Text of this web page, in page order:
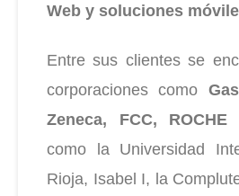
Web y soluciones
Entre sus clientes se
corporaciones como
Zeneca, FCC, ROCHE
como la Universidad
Rioja, Isabel I, la